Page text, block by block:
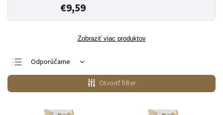
€9,59
Zobraziť viac produktov
Odporúčame
Najlacnejšie
Najdrahšie
Najpredávanejšie
Otvoriť filter